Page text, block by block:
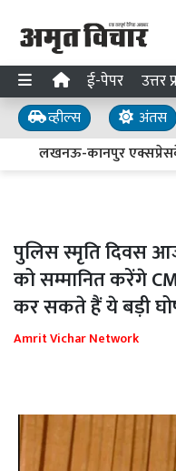
ई-पेपर उत्तर
व्हील्स अंतस
लखनऊ-कानपुर एक्सप्रेसवे
पुलिस स्मृति दिवस
को सम्मानित करेंगे
कर सकते हैं ये बड़ी
Amrit Vichar Network